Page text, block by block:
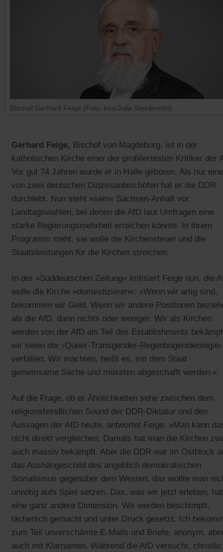
Bischof Gerhard Feige (Foto: kna/Julia Steinbrecht)
Gerhard Feige, Bischof von Magdeburg, ist in der
katholischen Kirche einer der profiliertesten Kritiker der
Vor gut 74 Jahren wurde er in Halle geboren. Als nur
von zwei deutschen Diözesanbischöfen hat er die DDR
durchlebt. Nun steht »sein« Sachsen-Anhalt vor
Landtagswahlen, bei denen die AfD laut Umfragen eine
starke Regierungsmehrheit erreichen könnte. In ihrem
Programm steht, sie wolle die Kirchensteuer und die
Staatsleistungen für die Kirchen streichen.
In der »Süddeutschen Zeitung« kritisiert Feige nun, die
wolle die Kirche »domestizieren«: »Wenn wir artig sind,
bekommen wir Geld. Wenn wir andere Positionen
als die AfD, dann nichts oder weniger. Wir als Kirchen
werden von der AfD als Teil des Establishments
wir seien der ›Queer-Transgender-Regenbogenideologie‹
verfallen. Wir machten, heißt es, mit dem Staat
gemeinsame Sache und müssten abgeschafft werden.«
Auf die Frage, ob er Ähnlichkeiten sehe zwischen dem
religionsfeindlichen Sound der DDR-Diktatur und den
Aussagen der AfD heute, antwortet Feige: »Man kann
nicht direkt vergleichen. Damals hat man die Kirchen
auch massiv bekämpft. Aber die DDR war im Ostblock
das Aushängeschild des angeblich demokratischen
Sozialismus gegenüber dem Westen, das wollte man
unnötig aufs Spiel setzen. Das, was wir jetzt erleben, hat
eine ganz andere Dimension. Wir werden beschimpft,
lächerlich gemacht und unter Druck gesetzt. Ich
zum Teil unverschämte E-Mails und Briefe, anonym,
auch mit Klarnamen. Während die AfD versucht,